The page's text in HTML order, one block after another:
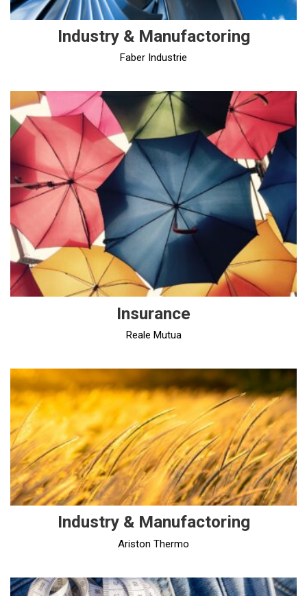
Faber Industrie
Industry & Manufactoring
Reale Mutua
Insurance
Ariston Thermo
Industry & Manufactoring